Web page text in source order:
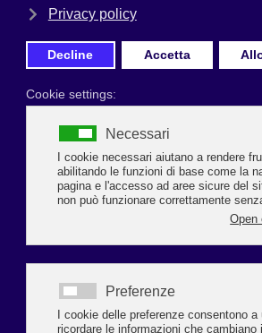
Uncategorised
GIOVANI ALBERGATORI